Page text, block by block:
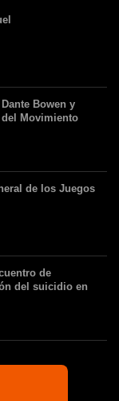
Bowen y
Movimiento
de los Juegos
de
del suicidio en